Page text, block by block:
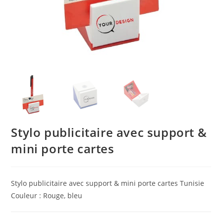
Stylo publicitaire avec support &
mini porte cartes
Stylo publicitaire avec support & mini porte cartes Tunisie
Couleur : Rouge, bleu